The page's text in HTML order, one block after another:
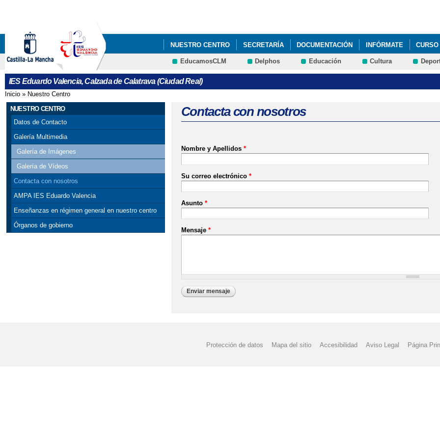
NUESTRO CENTRO SECRETARÍA DOCUMENTACIÓN INFÓRMATE
HORARIO RECEPCIÓN ALUMNADO 9-SEP-2025
EducamosCLM Delphos Educación Cultura
IES Eduardo Valencia, Calzada de Calatrava (Ciudad Real)
Se encuentra usted aquí
Inicio » Nuestro Centro
NUESTRO CENTRO
Datos de Contacto
Galería Multimedia
Galería de Imágenes
Galería de Vídeos
Contacta con nosotros
AMPA IES Eduardo Valencia
Enseñanzas en régimen general en nuestro centro
Órganos de gobierno
Contacta con nosotros
Nombre y Apellidos *
Su correo electrónico *
Asunto *
Mensaje *
Protección de datos Mapa del sitio Accesibilidad Aviso Legal Página